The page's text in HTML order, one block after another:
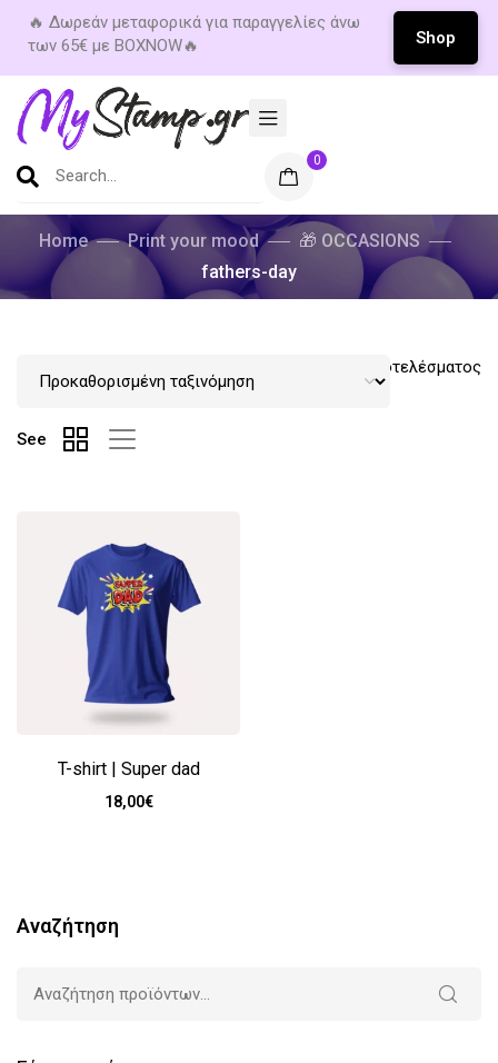
🔥 Δωρεάν μεταφορικά για παραγγελίες άνω
των 65€ με BOXNOW🔥
Shop
0
Home Print your mood
🎁 OCCASIONS
fathers-day
Εμφάνιση του μοναδικού αποτελέσματος
See
T-shirt | Super dad
18,00€
Αναζήτηση